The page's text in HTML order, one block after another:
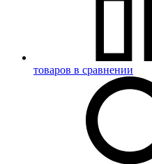
товаров в сравнении